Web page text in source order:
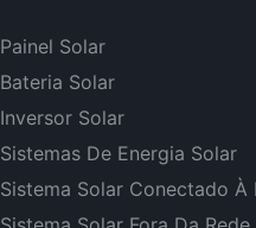
Painel Solar
Bateria Solar
Inversor Solar
Sistemas De Energia Solar
Sistema Solar Conectado À